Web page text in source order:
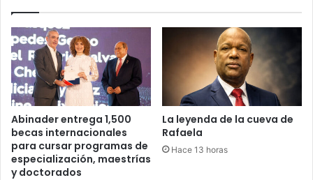
Abinader entrega 1,500
becas internacionales
para cursar programas de
especialización, maestrías
y doctorados
La leyenda de la cueva de
Rafaela
Hace 13 horas